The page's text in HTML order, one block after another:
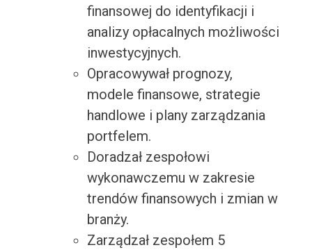
finansowej do identyfikacji i
analizy opłacalnych możliwości
inwestycyjnych.
Opracowywał prognozy,
modele finansowe, strategie
handlowe i plany zarządzania
portfelem.
Doradzał zespołowi
wykonawczemu w zakresie
trendów finansowych i zmian w
branży.
Zarządzał zespołem 5